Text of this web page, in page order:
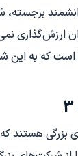
ارزش‌گذاری
که به این
بزرگی هستند که